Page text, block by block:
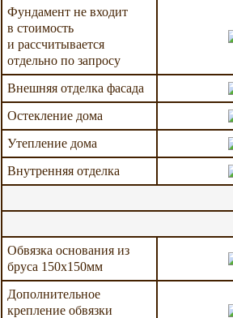
Фундамент не входит
в стоимость
и рассчитывается
отдельно по запросу
Внешняя отделка фасада
Остекление дома
Утепление дома
Внутренняя отделка
Обвязка основания из
бруса 150х150мм
Дополнительное
крепление обвязки